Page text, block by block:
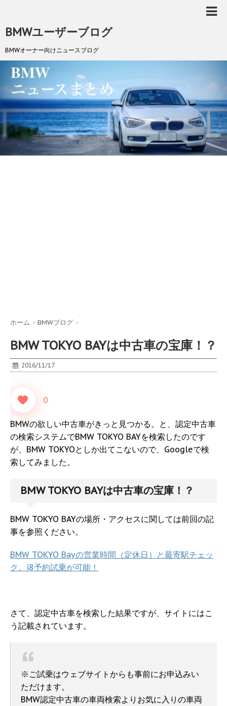
BMWユーザーブログ
BMWオーナー向けニュースブログ
ホーム > BMWブログ >
BMW TOKYO BAYは中古車の宝庫！？
2016/11/17
0
BMWの欲しい中古車がきっと見つかる。と、認定中古車
の検索システムでBMW TOKYO BAYを検索したのです
が、BMW TOKYOとしか出てこないので、Googleで検
索してみました。
BMW TOKYO BAYは中古車の宝庫！？
BMW TOKYO BAYの場所・アクセスに関しては前回の記
事を参照ください。
BMW TOKYO Bayの営業時間（定休日）と最寄駅チェッ
ク。i8予約試乗が可能！
さて、認定中古車を検索した結果ですが、サイトにはこ
う記載されています。
※ご試乗はウェブサイトからも事前にお申込みい
ただけます。
BMW認定中古車の車両検索よりお気に入りの車両